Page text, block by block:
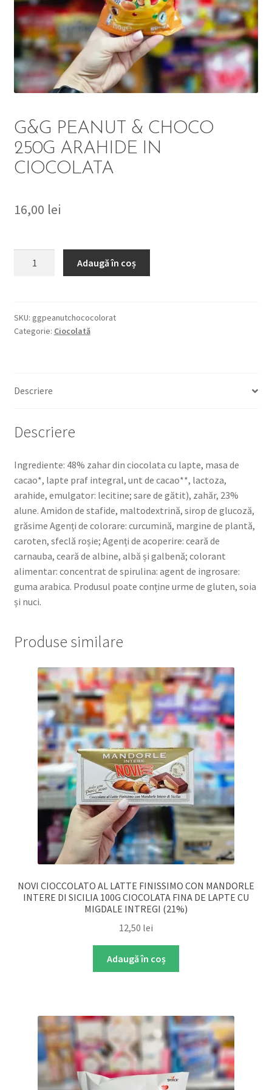
DETERGENT
SOLUȚII CURĂȚENIE
ÎNGRIJIRE
PERSONALĂ
G&G PEANUT & CHOCO
250G ARAHIDE IN
CIOCOLATA
16,00 lei
CHOCO
250G
Adaugă în coș
SKU: ggpeanutchococolorat
Categorie: Ciocolată
Descriere
Descriere
Ingrediente: 48% zahar din ciocolata cu lapte, masa de
cacao*, lapte praf integral, unt de cacao**, lactoza,
arahide, emulgator: lecitine; sare de gătit), zahăr, 23%
alune. Amidon de stafide, maltodextrină, sirop de glucoză,
grăsime Agenți de colorare: curcumină, margine de plantă,
caroten, sfeclă roșie; Agenți de acoperire: ceară de
carnauba, ceară de albine, albă și galbenă; colorant
alimentar: concentrat de spirulina: agent de ingrosare:
guma arabica. Produsul poate conține urme de gluten, soia
și nuci.
Produse similare
NOVI CIOCCOLATO AL LATTE FINISSIMO CON MANDORLE
INTERE DI SICILIA 100G CIOCOLATA FINA DE LAPTE CU
MIGDALE INTREGI (21%)
12,50 lei
Adaugă în coș